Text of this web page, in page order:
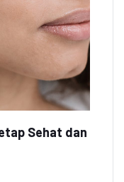
Sehat dan